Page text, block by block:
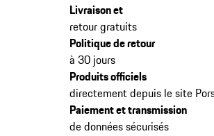
Livraison et
retour gratuits
Politique de retour
à 30 jours
Produits officiels
directement depuis le site
Paiement et transmission
de données sécurisés